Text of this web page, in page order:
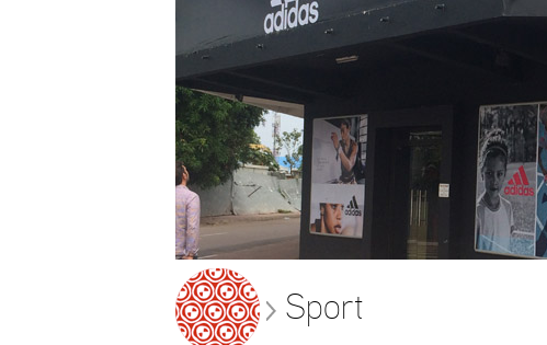
Sport